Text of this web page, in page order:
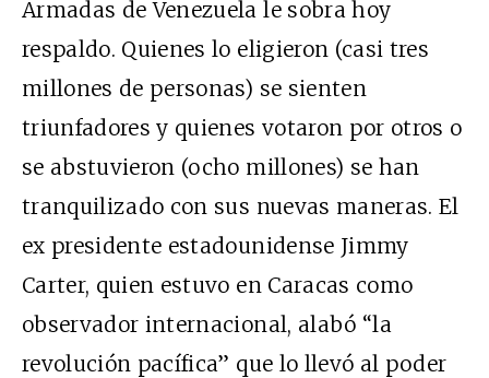
Armadas de Venezuela le sobra hoy
respaldo. Quienes lo eligieron (casi tres
millones de personas) se sienten
triunfadores y quienes votaron por otros o
se abstuvieron (ocho millones) se han
tranquilizado con sus nuevas maneras. El
ex presidente estadounidense Jimmy
Carter, quien estuvo en Caracas como
observador internacional, alabó “la
revolución pacífica” que lo llevó al poder